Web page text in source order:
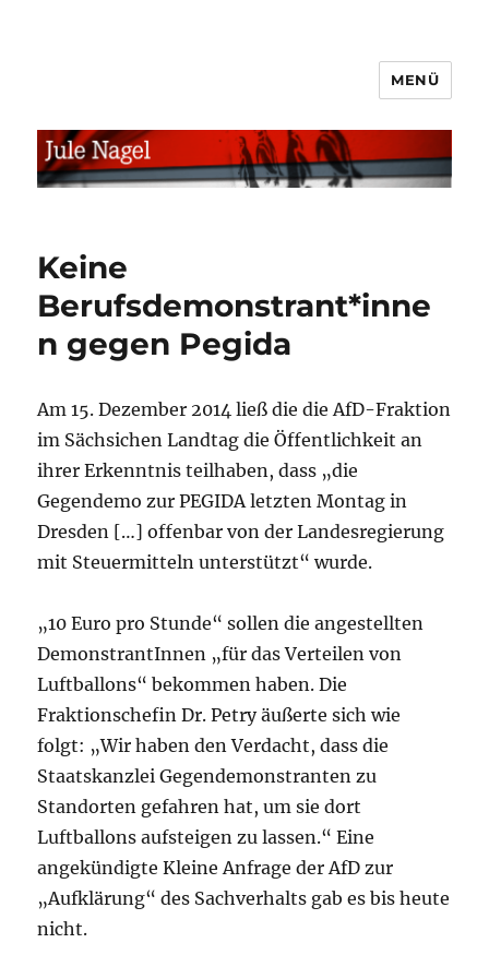
MENÜ
Keine
Berufsdemonstrant*inne
n gegen Pegida
Am 15. Dezember 2014 ließ die die AfD-Fraktion
im Sächsichen Landtag die Öffentlichkeit an
ihrer Erkenntnis teilhaben, dass „die
Gegendemo zur PEGIDA letzten Montag in
Dresden […] offenbar von der Landesregierung
mit Steuermitteln unterstützt“ wurde.
„10 Euro pro Stunde“ sollen die angestellten
DemonstrantInnen „für das Verteilen von
Luftballons“ bekommen haben. Die
Fraktionschefin Dr. Petry äußerte sich wie
folgt: „Wir haben den Verdacht, dass die
Staatskanzlei Gegendemonstranten zu
Standorten gefahren hat, um sie dort
Luftballons aufsteigen zu lassen.“ Eine
angekündigte Kleine Anfrage der AfD zur
„Aufklärung“ des Sachverhalts gab es bis heute
nicht.